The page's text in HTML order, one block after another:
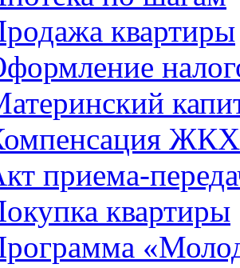
квартиры
ЖКХ
приема-
квартиры